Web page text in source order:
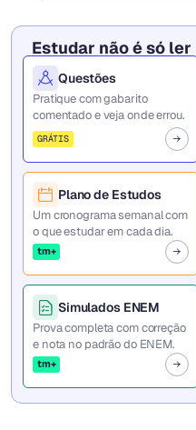
Estudar não é só ler
Questões
Pratique com gabarito
comentado e veja onde errou.
GRÁTIS
Plano de Estudos
Um cronograma semanal com
o que estudar em cada dia.
tm+
Simulados ENEM
Prova completa com correção
e nota no padrão do ENEM.
tm+